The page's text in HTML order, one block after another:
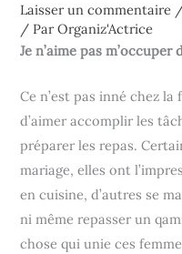
Laisser un commentaire
/ ParOrganiz'Actrice
Je n’aime pas
Ce n’est pas inné chez
d’aimer accomplir les
préparer les repas.
mariage, elles ont
en cuisine, d’autres se
ni même repasser un
chose qui unie ces